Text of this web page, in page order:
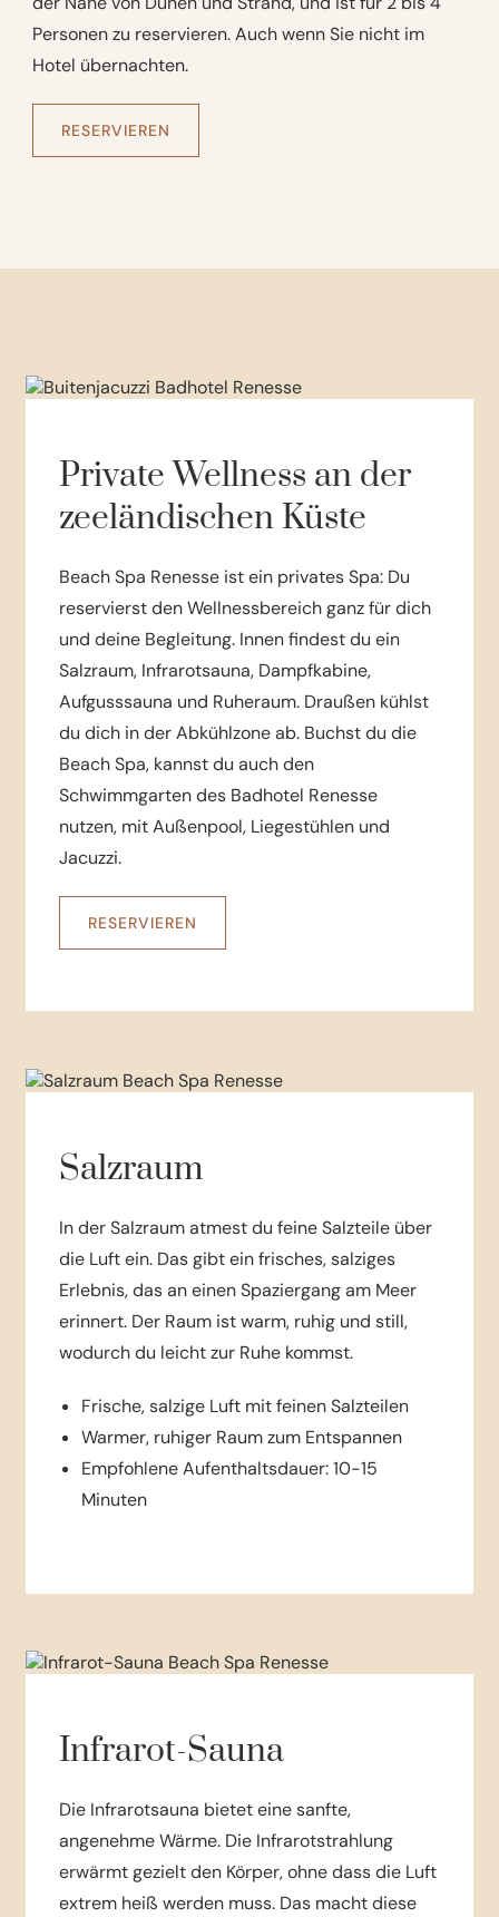
Personen zu reservieren. Auch wenn Sie nicht im
Hotel übernachten.
RESERVIEREN
Private Wellness an der
zeeländischen Küste
Beach Spa Renesse ist ein privates Spa: Du
reservierst den Wellnessbereich ganz für dich
und deine Begleitung. Innen findest du ein
Salzraum, Infrarotsauna, Dampfkabine,
Aufgusssauna und Ruheraum. Draußen kühlst
du dich in der Abkühlzone ab. Buchst du die
Beach Spa, kannst du auch den
Schwimmgarten des Badhotel Renesse
nutzen, mit Außenpool, Liegestühlen und
Jacuzzi.
RESERVIEREN
Salzraum
In der Salzraum atmest du feine Salzteile über
die Luft ein. Das gibt ein frisches, salziges
Erlebnis, das an einen Spaziergang am Meer
erinnert. Der Raum ist warm, ruhig und still,
wodurch du leicht zur Ruhe kommst.
Frische, salzige Luft mit feinen Salzteilen
Warmer, ruhiger Raum zum Entspannen
Empfohlene Aufenthaltsdauer: 10-15
Minuten
Infrarot-Sauna
Die Infrarotsauna bietet eine sanfte,
angenehme Wärme. Die Infrarotstrahlung
erwärmt gezielt den Körper, ohne dass die Luft
extrem heiß werden muss. Das macht diese